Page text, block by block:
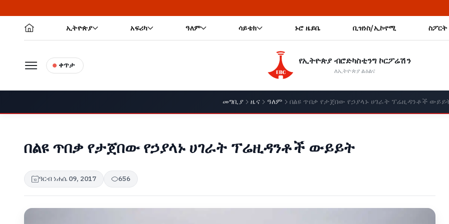
🔥 ጠቅላይ
ኢትዮጵያ አፍሪካ ዓለም ሳይቴክ ኑሮ ዜይቤ ቢዝነስ/ኢኮኖሚ ስፖርት
ቀጥታ የኢትዮጵያ ብሮድካስቲንግ ኮርፖሬሽን
ለኢትዮጵያ ልዕልና
መግቢያ ዜና ዓለም በልዩ ጥበቃ የታጀበው የኃያላኑ ሀገራት ፕሬዚዳንቶች
በልዩ ጥበቃ የታጀበው የኃያላኑ ሀገራት ፕሬዚዳንቶች ውይይት
ዓርብ ነሐሴ 09, 2017 656